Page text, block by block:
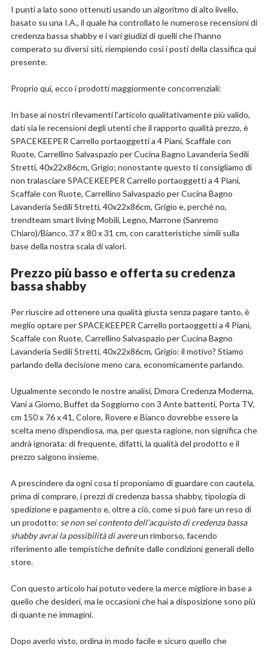
Compralo su Amazon.it
Scopri l'offerta
I punti a lato sono ottenuti usando un algoritmo di alto livello,
basato su una I.A., il quale ha controllato le numerose recensioni di
credenza bassa shabby e i vari giudizi di quelli che l'hanno
comperato su diversi siti, riempiendo così i posti della classifica qui
presente.
Proprio qui, ecco i prodotti maggiormente concorrenziali:
In base ai nostri rilevamenti l'articolo qualitativamente più valido,
dati sia le recensioni degli utenti che il rapporto qualità prezzo, è
SPACEKEEPER Carrello portaoggetti a 4 Piani, Scaffale con
Ruote, Carrellino Salvaspazio per Cucina Bagno Lavanderia Sedili
Stretti, 40x22x86cm, Grigio; nonostante questo ti consigliamo di
non tralasciare SPACEKEEPER Carrello portaoggetti a 4 Piani,
Scaffale con Ruote, Carrellino Salvaspazio per Cucina Bagno
Lavanderia Sedili Stretti, 40x22x86cm, Grigio e, perché no,
trendteam smart living Mobili, Legno, Marrone (Sanremo
Chiaro)/Bianco, 37 x 80 x 31 cm, con caratteristiche simili sulla
base della nostra scala di valori.
Prezzo più basso e offerta su credenza
bassa shabby
Per riuscire ad ottenere una qualità giusta senza pagare tanto, è
meglio optare per SPACEKEEPER Carrello portaoggetti a 4 Piani,
Scaffale con Ruote, Carrellino Salvaspazio per Cucina Bagno
Lavanderia Sedili Stretti, 40x22x86cm, Grigio: il motivo? Stiamo
parlando della decisione meno cara, economicamente parlando.
Ugualmente secondo le nostre analisi, Dmora Credenza Moderna,
Vani a Giorno, Buffet da Soggiorno con 3 Ante battenti, Porta TV,
cm 150 x 76 x 41, Colore, Rovere e Bianco dovrebbe essere la
scelta meno dispendiosa, ma, per questa ragione, non significa che
andrà ignorata: di frequente, difatti, la qualità del prodotto e il
prezzo salgono insieme.
A prescindere da ogni cosa ti proponiamo di guardare con cautela,
prima di comprare, i prezzi di credenza bassa shabby, tipologia di
spedizione e pagamento e, oltre a ciò, come si può fare un reso di
un prodotto: se non sei contento dell’acquisto di credenza bassa
shabby avrai la possibilità di avereun rimborso, facendo
riferimento alle tempistiche definite dalle condizioni generali dello
store.
Con questo articolo hai potuto vedere la merce migliore in base a
quello che desideri, ma le occasioni che hai a disposizione sono più
di quante ne immagini.
Dopo averlo visto, ordina in modo facile e sicuro quello che